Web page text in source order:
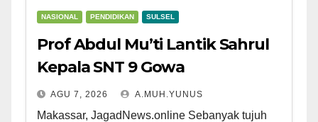
NASIONAL PENDIDIKAN SULSEL
Prof Abdul Mu’ti Lantik Sahrul
Kepala SNT 9 Gowa
AGU 7, 2026 A.MUH.YUNUS
Makassar, JagadNews.online Sebanyak tujuh